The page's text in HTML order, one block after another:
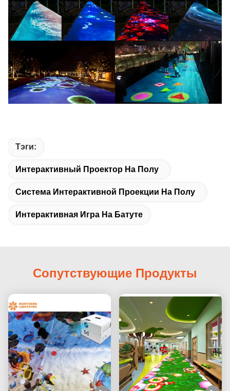
Тэги:
Интерактивный Проектор На Полу
Система Интерактивной Проекции На Полу
Интерактивная Игра На Батуте
Сопутствующие Продукты